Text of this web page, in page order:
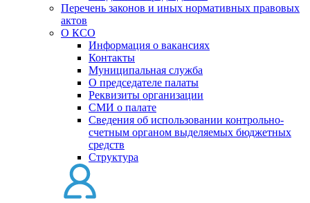
Перечень законов и иных нормативных правовых
актов
О КСО
Информация о вакансиях
Контакты
Муниципальная служба
О председателе палаты
Реквизиты организации
СМИ о палате
Сведения об использовании контрольно-
счетным органом выделяемых бюджетных
средств
Структура